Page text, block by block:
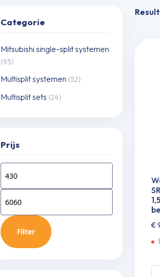
Categorie
Mitsubishi single-split systemen
(95)
Multisplit systemen (52)
Multisplit sets (24)
Prijs
Min.
prijs
Max.
prijs
Filter
€